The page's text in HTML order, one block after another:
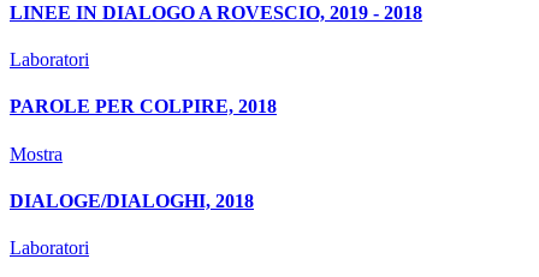
LINEE IN DIALOGO A ROVESCIO, 2019 - 2018
Laboratori
PAROLE PER COLPIRE, 2018
Mostra
DIALOGE/DIALOGHI, 2018
Laboratori